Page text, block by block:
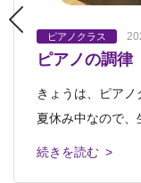
ピアノクラス
ピアノの調律
きょうは、ピア
夏休み中なので、
続きを読む >
オンラインぱお
ジュニアクラス
科 ロボット教室
ありがとう
私達が齢33で立
プレプチ プチ
中高生クラス・おと
室 ピアノクラス
2023年忘年
ピアノクラス
ピアノクラス
した♪
ピアノクラス発
楽の礎を築いた古
ピアノクラス
もうすぐピア
ピアノクラスの
アノクラスの発
続きを読む >